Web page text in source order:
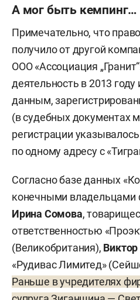
А мог быть кемпинг…
Примечательно, что
получило от другой
ООО «Ассоциация
деятельность в 2013
данным,
(в судебных документах
регистрации
по одному адресу с
Согласно базе данных
конечными
Ирина Сомова,
ответственностью
(Великобритания),
«Рудивас Лимитед»
Раньше в учредителях